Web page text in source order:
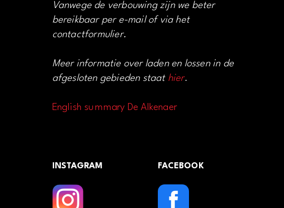
Vanwege de verbouwing zijn we beter
bereikbaar per e-mail of via het
contactformulier.
Meer informatie over laden en lossen in de
afgesloten gebieden staat hier.
English summary De Alkenaer
INSTAGRAM FACEBOOK